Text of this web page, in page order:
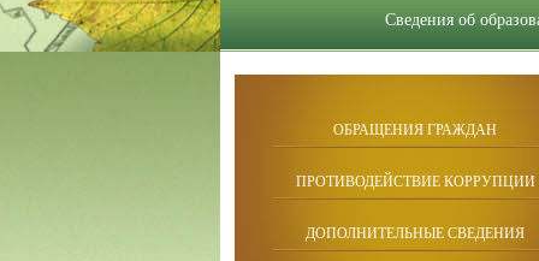
ОБРАЩЕНИЯ ГРАЖДАН
ПРОТИВОДЕЙСТВИЕ КОРРУПЦИИ
ДОПОЛНИТЕЛЬНЫЕ СВЕДЕНИЯ
Сведения об